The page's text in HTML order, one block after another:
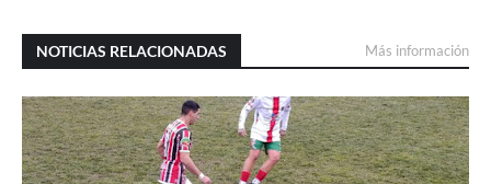
NOTICIAS RELACIONADAS Más información